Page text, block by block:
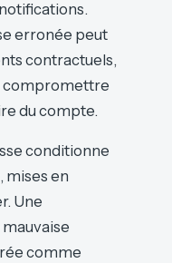
erronée peut
contractuels,
compromettre
du compte.
conditionne
mises en
Une
comme